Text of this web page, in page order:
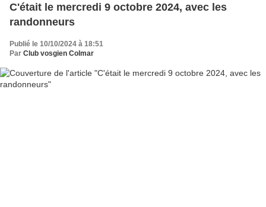
C'était le mercredi 9 octobre 2024, avec les
randonneurs
Publié le 10/10/2024 à 18:51
Par Club vosgien Colmar